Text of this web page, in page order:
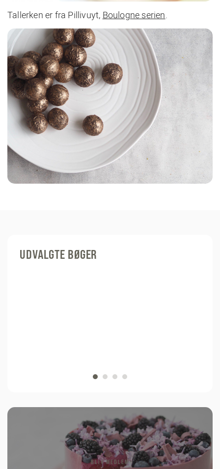
Tallerken er fra Pillivuyt, Boulogne serien.
UDVALGTE BØGER
BLIV MEDLEM